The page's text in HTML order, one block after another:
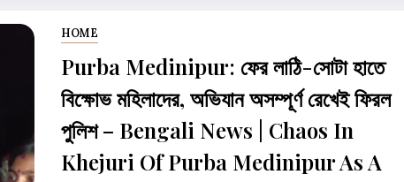
HOME
Purba Medinipur: ফের লাঠি-সোটা হাতে
বিক্ষোভ মহিলাদের, অভিযান অসম্পূর্ণ রেখেই ফিরল
পুলিশ – Bengali News | Chaos In
Khejuri Of Purba Medinipur As A